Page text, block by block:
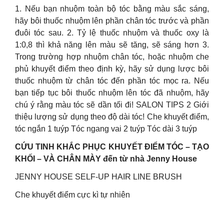
1. Nếu bạn nhuộm toàn bộ tóc bằng màu sắc sáng,
hãy bôi thuốc nhuộm lên phần chân tóc trước và phần
đuôi tóc sau. 2. Tỷ lệ thuốc nhuộm và thuốc oxy là
1:0,8 thì khả năng lên màu sẽ tăng, sẽ sáng hơn 3.
Trong trường hợp nhuộm chân tóc, hoặc nhuộm che
phủ khuyết điểm theo định kỳ, hãy sử dụng lược bôi
thuốc nhuộm từ chân tóc đến phần tóc mọc ra. Nếu
bạn tiếp tục bôi thuốc nhuộm lên tóc đã nhuộm, hãy
chú ý rằng màu tóc sẽ dần tối đi! SALON TIPS 2 Giới
thiệu lượng sử dụng theo độ dài tóc! Che khuyết điểm,
tóc ngắn 1 tuýp Tóc ngang vai 2 tuýp Tóc dài 3 tuýp
CỨU TINH KHẮC PHỤC KHUYẾT ĐIỂM TÓC – TẠO
KHỐI – VÀ CHÂN MÀY đến từ nhà Jenny House
JENNY HOUSE SELF-UP HAIR LINE BRUSH
Che khuyết điểm cực kì tự nhiên